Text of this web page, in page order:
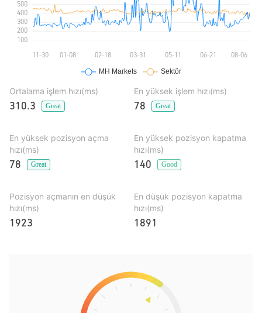
Ortalama işlem hızı(ms)
310.3 Great
En yüksek işlem hızı(ms)
78 Great
En yüksek pozisyon açma
hızı(ms)
78 Great
En yüksek pozisyon kapatma
hızı(ms)
140 Good
Pozisyon açmanın en düşük
hızı(ms)
1923
En düşük pozisyon kapatma
hızı(ms)
1891